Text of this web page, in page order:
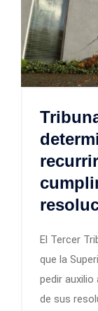
El Tercer
que la
pedir auxilio
de sus